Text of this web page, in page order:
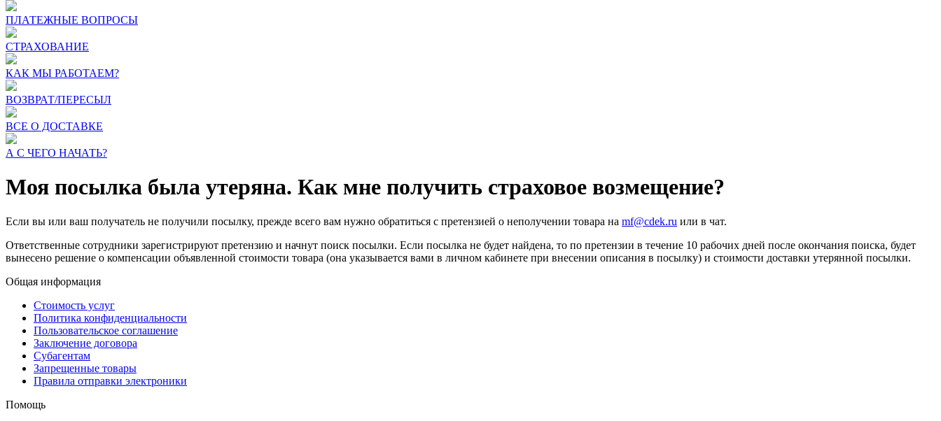
ПЛАТЕЖНЫЕ ВОПРОСЫ
СТРАХОВАНИЕ
КАК МЫ РАБОТАЕМ?
ВОЗВРАТ/ПЕРЕСЫЛ
ВСЕ О ДОСТАВКЕ
А С ЧЕГО НАЧАТЬ?
Моя посылка была утеряна. Как мне получить страховое возмещение?
Если вы или ваш получатель не получили посылку, прежде всего вам нужно обратиться с претензией о неполучении товара на mf@cdek.ru или в чат.
Ответственные сотрудники зарегистрируют претензию и начнут поиск посылки. Если посылка не будет найдена, то по претензии в течение 10 рабочих дней после окончания поиска, будет
вынесено решение о компенсации объявленной стоимости товара (она указывается вами в личном кабинете при внесении описания в посылку) и стоимости доставки утерянной посылки.
Общая информация
Стоимость услуг
Политика конфиденциальности
Пользовательское соглашение
Заключение договора
Субагентам
Запрещенные товары
Правила отправки электроники
Помощь